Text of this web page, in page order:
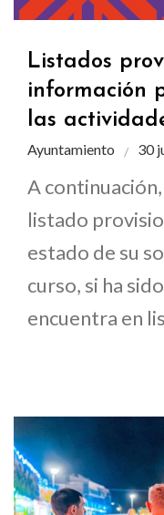
Listados
información
las
Ayuntamiento 30
A
listado
estado de su
curso, si ha
encuentra en